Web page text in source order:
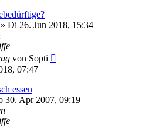
» Di 26. Jun 2018, 15:34
von Sopti
07:47
essen
30. Apr 2007, 09:19